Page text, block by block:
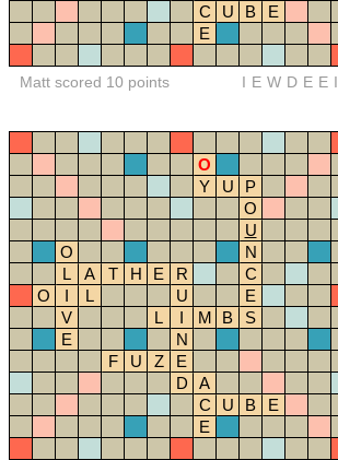
C
U B
E
E
Matt scored 10 points IEWDEEI
O
Y
U
P
O
U
O
N
L
A T H E R
C
O
I L U
E
V
L I M B
S
E
N
F
U Z
E
D
A
C
U B
E
E